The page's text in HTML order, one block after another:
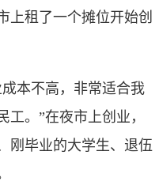
上租了一个摊位开始创
本不高，非常适合我
。”在夜市上创业，
刚毕业的大学生、退伍